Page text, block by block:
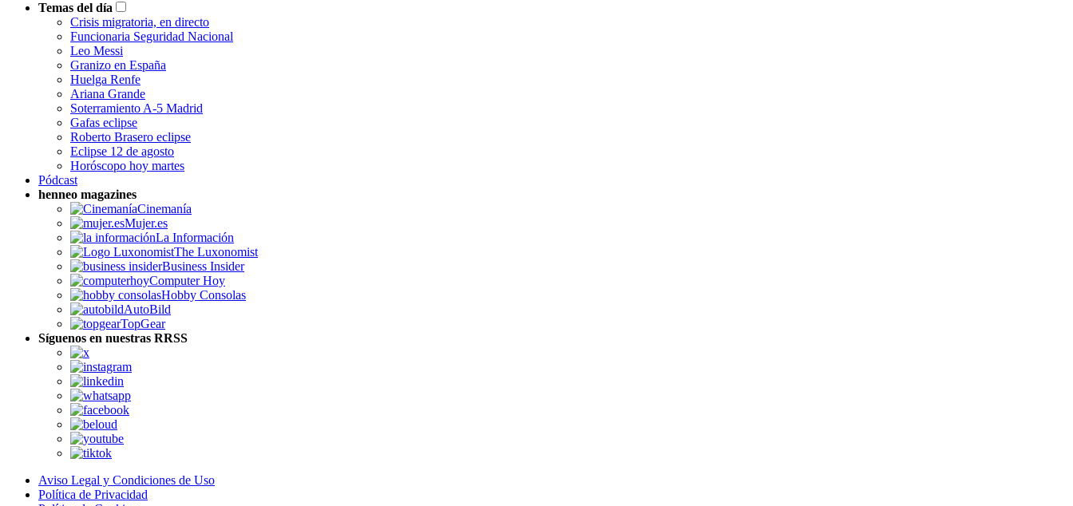
Temas del día
Crisis migratoria, en directo
Funcionaria Seguridad Nacional
Leo Messi
Granizo en España
Huelga Renfe
Ariana Grande
Soterramiento A-5 Madrid
Gafas eclipse
Roberto Brasero eclipse
Eclipse 12 de agosto
Horóscopo hoy martes
Pódcast
henneo magazines
Cinemanía
Mujer.es
La Información
The Luxonomist
Business Insider
Computer Hoy
Hobby Consolas
AutoBild
TopGear
Síguenos en nuestras RRSS
Aviso Legal y Condiciones de Uso
Política de Privacidad